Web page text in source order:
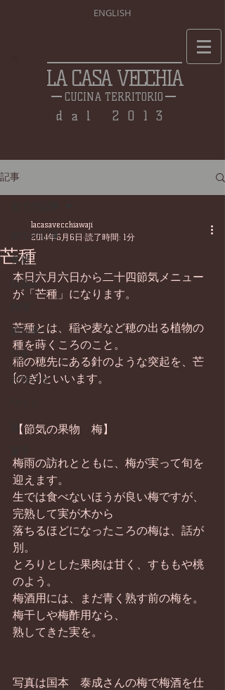
ENGLISH
LA CASA VECCHIA
CUCINA TERRITORIO
dal 2013
記事
全ての記事
食材
仕込み
畑仕事
日常
お知らせ
器
芒種
lacasavecchiawaji
2014年6月6日 読了時間: 1分
本日六月六日から二十四節気メニュー
が「芒種」になります。
芒種とは、稲や麦など穂の出る植物の
種を蒔くころのこと。
稲の穂先にある針のような突起を、芒
(のぎ)といいます。
【節気の果物　梅】
梅雨の訪れとともに、梅が実って旬を
迎えます。
生では食べないほうが良い梅ですが、
完熟して実が木から
落ちるほどになったころの梅は、話が
別。
とろりとした果肉は甘く、すももや桃
のよう。
梅酒用には、まだ青く熟す前の梅を。
梅干しや梅酢用なら、
熟してきた実を。
写真は国本　泰成さんの梅で梅酒を仕